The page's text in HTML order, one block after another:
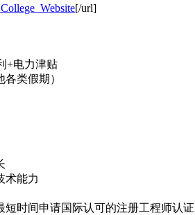
[/url]
+电力津贴
类假期）
术能力
时间申请国际认可的注册工程师认证